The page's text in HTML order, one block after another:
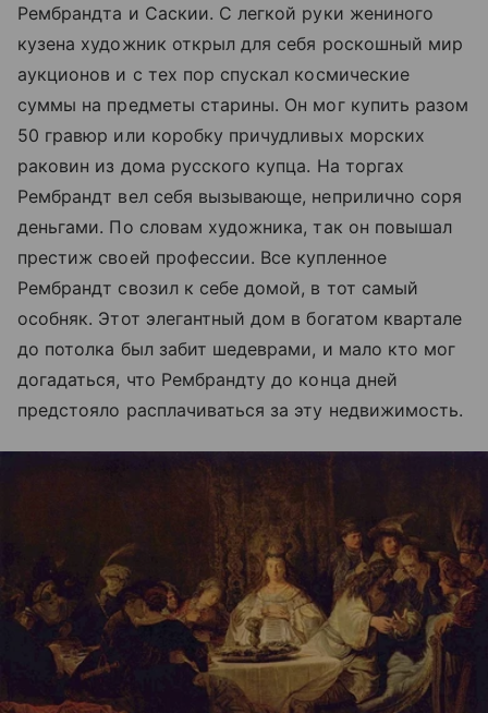
Рембрандта и Саскии. С легкой руки жениного
кузена художник открыл для себя роскошный мир
аукционов и с тех пор спускал космические
суммы на предметы старины. Он мог купить разом
50 гравюр или коробку причудливых морских
раковин из дома русского купца. На торгах
Рембрандт вел себя вызывающе, неприлично соря
деньгами. По словам художника, так он повышал
престиж своей профессии. Все купленное
Рембрандт свозил к себе домой, в тот самый
особняк. Этот элегантный дом в богатом квартале
до потолка был забит шедеврами, и мало кто мог
догадаться, что Рембрандту до конца дней
предстояло расплачиваться за эту недвижимость.